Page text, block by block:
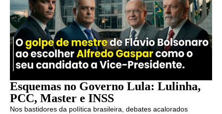
Esquemas no Governo Lula: Lulinha,
PCC, Master e INSS
Nos bastidores da política brasileira, debates acalorados